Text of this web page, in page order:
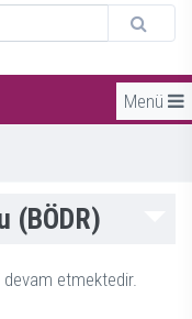
Menü
(BÖDR)
devam etmektedir.